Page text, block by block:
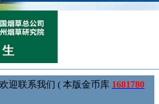
迎联系我们 ( 本版金币库 1681780